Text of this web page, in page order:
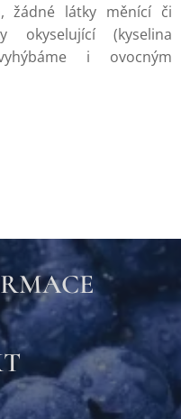
žádné látky měnící či
okyselující (kyselina
i ovocným